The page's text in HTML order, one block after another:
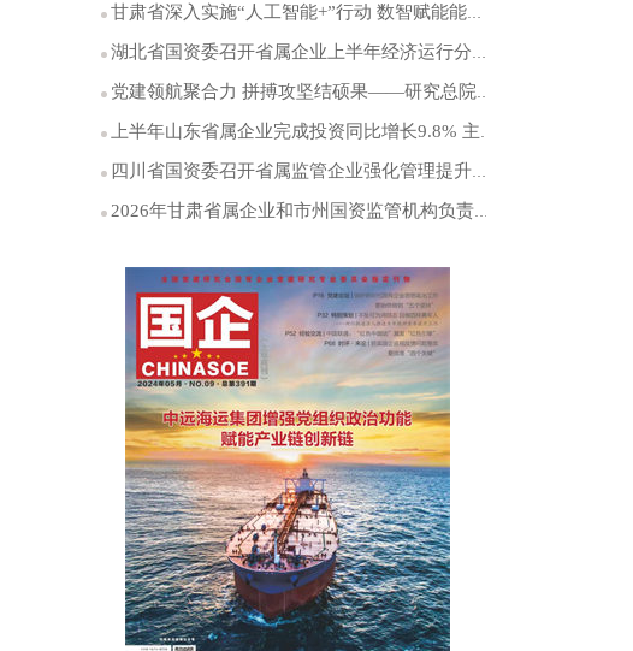
甘肃省深入实施“人工智能+”行动 数智赋能能源产业转型升级
湖北省国资委召开省属企业上半年经济运行分析会
党建领航聚合力 拼搏攻坚结硕果——研究总院党委以高质量党建引领能源科研创新突破
上半年山东省属企业完成投资同比增长9.8% 主业投资占比保持在99%以上
四川省国资委召开省属监管企业强化管理提升专项行动工作推进会
2026年甘肃省属企业和市州国资监管机构负责人年中工作会议召开